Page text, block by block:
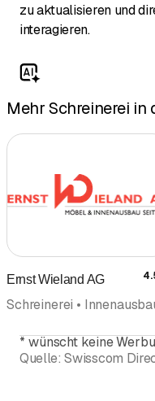
zu aktualisieren und
interagieren.
Mehr Schreinerei in
Ernst Wieland AG
* wünscht keine
Quelle: Swisscom